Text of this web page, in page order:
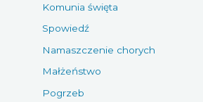
Komunia święta
Spowiedź
Namaszczenie chorych
Małżeństwo
Pogrzeb